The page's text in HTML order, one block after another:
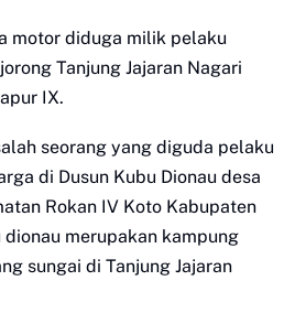
motor diduga milik pelaku
Tanjung Jajaran Nagari
IX.
seorang yang diguda pelaku
di Dusun Kubu Dionau desa
Rokan IV Koto Kabupaten
dionau merupakan kampung
sungai di Tanjung Jajaran